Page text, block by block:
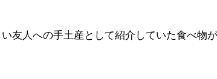
友人への手土産として紹介していた食べ物が